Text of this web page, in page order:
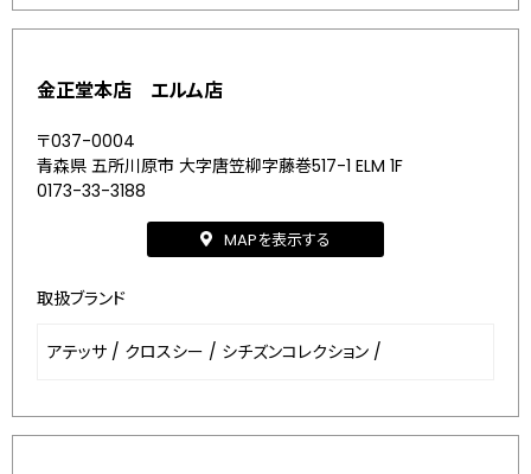
金正堂本店 エルム店
〒037-0004
青森県 五所川原市 大字唐笠柳字藤巻517-1 ELM 1F
0173-33-3188
MAPを表示する
取扱ブランド
アテッサ / クロスシー / シチズンコレクション /